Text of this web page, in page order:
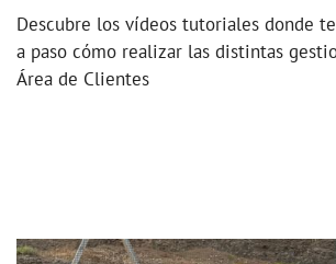
Descubre los vídeos tutoriales donde
a paso cómo realizar las distintas
Área de Clientes